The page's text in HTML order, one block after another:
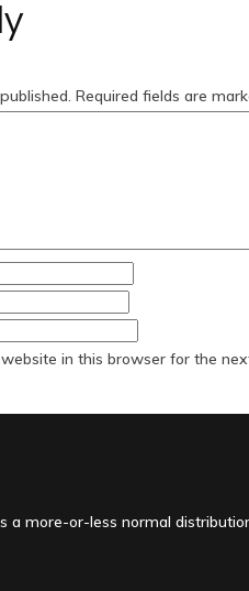
Required fields are
in this browser for the
more-or-less normal